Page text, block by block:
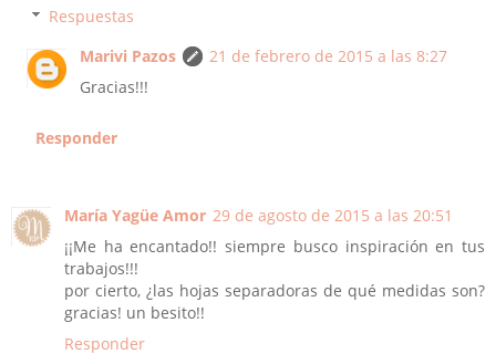
Respuestas
Marivi Pazos
21 de febrero de 2015 a las 8:27
Gracias!!!
Responder
María Yagüe Amor 29 de agosto de 2015 a las 20:51
¡¡Me ha encantado!! siempre busco inspiración en tus
trabajos!!!
por cierto, ¿las hojas separadoras de qué medidas son?
gracias! un besito!!
Responder